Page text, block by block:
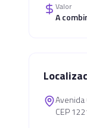
Valor
A
Avenida
CEP